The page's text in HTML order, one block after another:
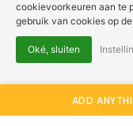
naar
ADD
cookievoorkeuren aan te
gebruik van cookies op
Oké, sluiten